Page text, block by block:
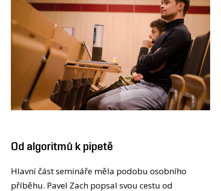
Od algoritmů k pipetě
Hlavní část semináře měla podobu osobního
příběhu. Pavel Zach popsal svou cestu od